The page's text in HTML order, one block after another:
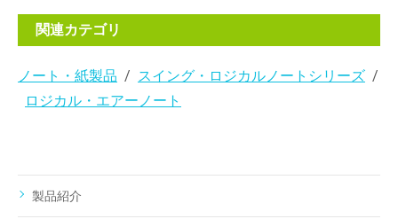
関連カテゴリ
ノート・紙製品
スイング・ロジカルノートシリーズ
ロジカル・エアーノート
製品紹介